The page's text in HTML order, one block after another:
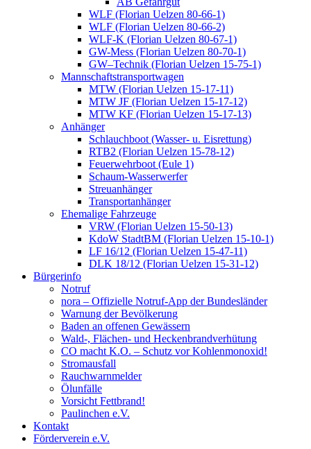
WLF (Florian Uelzen 80-66-1)
WLF (Florian Uelzen 80-66-2)
WLF-K (Florian Uelzen 80-67-1)
GW-Mess (Florian Uelzen 80-70-1)
GW–Technik (Florian Uelzen 15-75-1)
Mannschaftstransportwagen
MTW (Florian Uelzen 15-17-11)
MTW JF (Florian Uelzen 15-17-12)
MTW KF (Florian Uelzen 15-17-13)
Anhänger
Schlauchboot (Wasser- u. Eisrettung)
RTB2 (Florian Uelzen 15-78-12)
Feuerwehrboot (Eule 1)
Schaum-Wasserwerfer
Streuanhänger
Transportanhänger
Ehemalige Fahrzeuge
VRW (Florian Uelzen 15-50-13)
KdoW StadtBM (Florian Uelzen 15-10-1)
LF 16/12 (Florian Uelzen 15-47-11)
DLK 18/12 (Florian Uelzen 15-31-12)
Bürgerinfo
Notruf
nora – Offizielle Notruf-App der Bundesländer
Warnung der Bevölkerung
Baden an offenen Gewässern
Wald-, Flächen- und Heckenbrandverhütung
CO macht K.O. – Schutz vor Kohlenmonoxid!
Stromausfall
Rauchwarnmelder
Ölunfälle
Vorsicht Fettbrand!
Paulinchen e.V.
Kontakt
Förderverein e.V.